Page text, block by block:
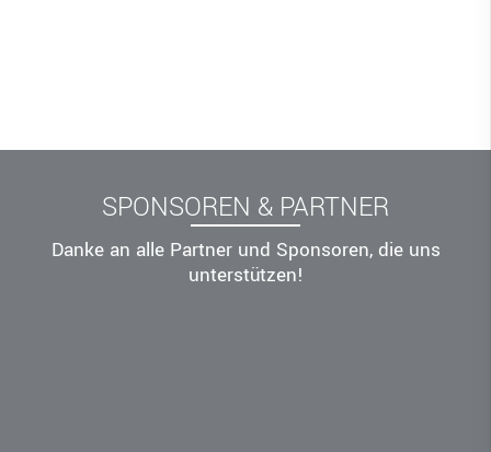
SPONSOREN & PARTNER
Danke an alle Partner und Sponsoren, die uns
unterstützen!